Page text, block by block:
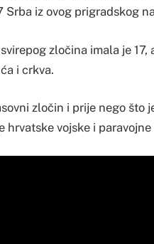
Srba iz ovog prigradskog
zločina imala je
i crkva.
zločin i prije nego što
hrvatske vojske i